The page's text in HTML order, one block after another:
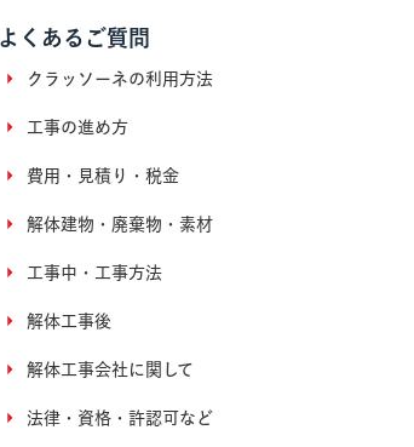
よくあるご質問
クラッソーネの利用方法
工事の進め方
費用・見積り・税金
解体建物・廃棄物・素材
工事中・工事方法
解体工事後
解体工事会社に関して
法律・資格・許認可など